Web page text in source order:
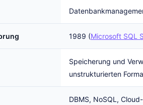
1989 (Microsoft SQL
Speicherung und
unstrukturierten
DBMS, NoSQL,